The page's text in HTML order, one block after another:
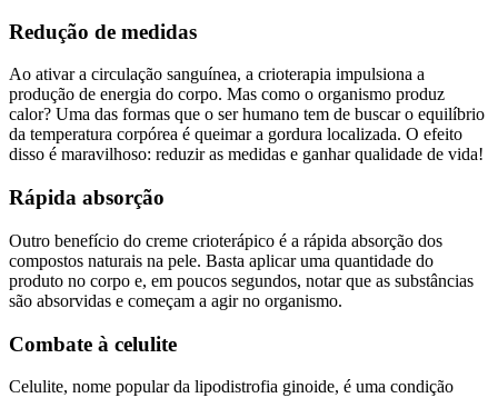
Redução de medidas
Ao ativar a circulação sanguínea, a crioterapia impulsiona a
produção de energia do corpo. Mas como o organismo produz
calor? Uma das formas que o ser humano tem de buscar o equilíbrio
da temperatura corpórea é queimar a gordura localizada. O efeito
disso é maravilhoso: reduzir as medidas e ganhar qualidade de vida!
Rápida absorção
Outro benefício do creme crioterápico é a rápida absorção dos
compostos naturais na pele. Basta aplicar uma quantidade do
produto no corpo e, em poucos segundos, notar que as substâncias
são absorvidas e começam a agir no organismo.
Combate à celulite
Celulite, nome popular da lipodistrofia ginoide, é uma condição